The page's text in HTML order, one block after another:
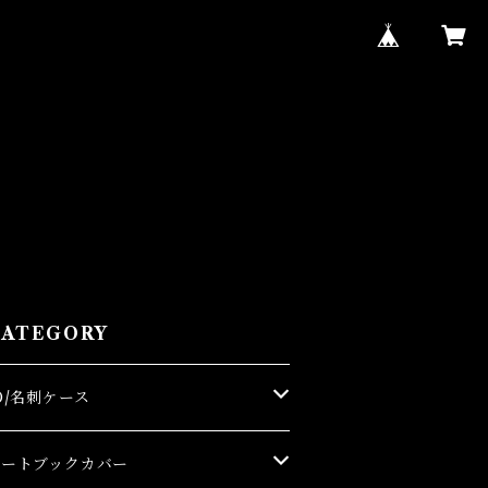
名刺ケース
ケース
トブックカバー